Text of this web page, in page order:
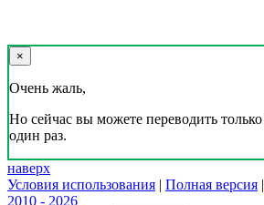
×
Очень жаль,
Но сейчас вы можете переводить только
один раз.
наверх
Условия использования | Полная версия |
2010 - 2026